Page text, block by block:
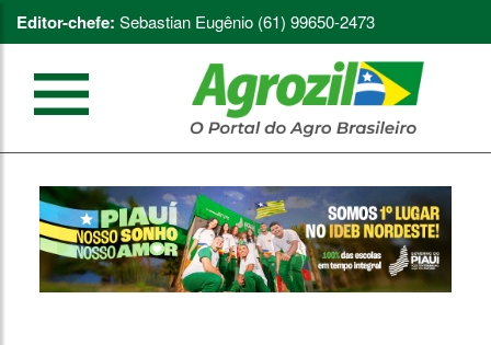
Editor-chefe: Sebastian Eugênio (61) 99650-2473